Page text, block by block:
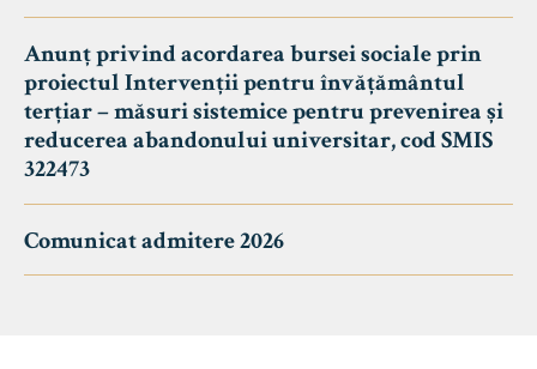
Anunț privind acordarea bursei sociale prin
proiectul Intervenții pentru învățământul
terțiar – măsuri sistemice pentru prevenirea și
reducerea abandonului universitar, cod SMIS
322473
Comunicat admitere 2026